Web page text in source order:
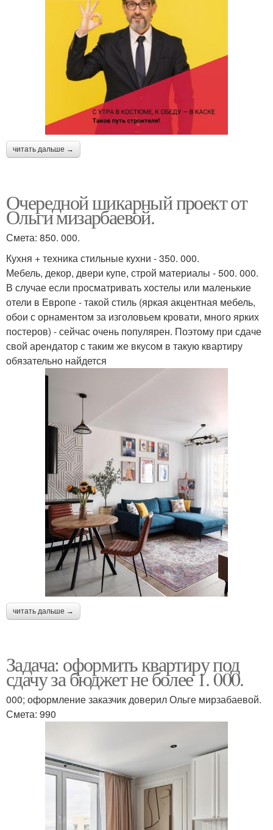
читать дальше →
Очередной шикарный проект от
Ольги мизарбаевой.
Смета: 850. 000.
Кухня + техника стильные кухни - 350. 000.
Мебель, декор, двери купе, строй материалы - 500. 000.
В случае если просматривать хостелы или маленькие
отели в Европе - такой стиль (яркая акцентная мебель,
обои с орнаментом за изголовьем кровати, много ярких
постеров) - сейчас очень популярен. Поэтому при сдаче
свой арендатор с таким же вкусом в такую квартиру
обязательно найдется
читать дальше →
Задача: оформить квартиру под
сдачу за бюджет не более 1. 000.
000; оформление заказчик доверил Ольге мирзабаевой.
Смета: 990